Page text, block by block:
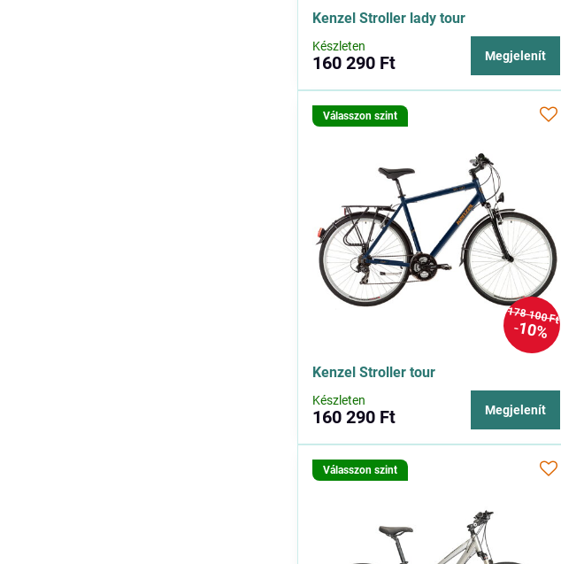
Kenzel Stroller lady tour
Készleten
160 290 Ft Megjelenít
178 100 Ft
10%
Válasszon szint
Kenzel Stroller tour
Készleten
160 290 Ft Megjelenít
Válasszon szint